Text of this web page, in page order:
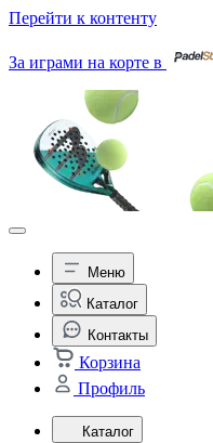
Перейти к контенту
За играми на корте в
Меню
Каталог
Контакты
Корзина
Профиль
Каталог